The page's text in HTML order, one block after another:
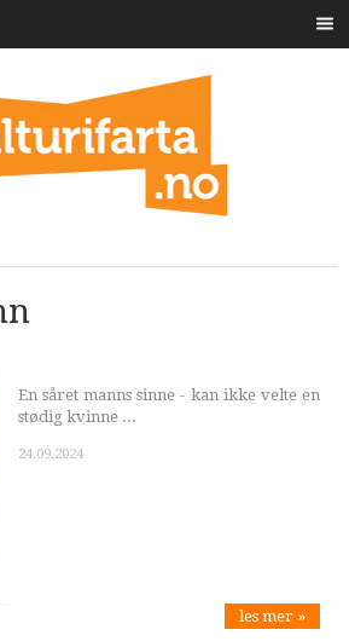
En såret manns sinne - kan ikke velte en
stødig kvinne ...
24.09.2024
les mer »